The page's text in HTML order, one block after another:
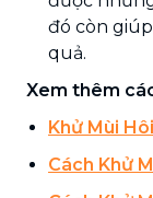
đó còn
quả.
Xem thêm
Khử Mùi
Cách Khử